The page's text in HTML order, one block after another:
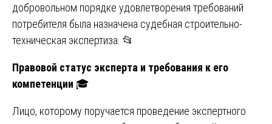
добровольном порядке удовлетворения требований
потребителя была назначена судебная строительно-
техническая экспертиза. 📂
Правовой статус эксперта и требования к его
компетенции 🎓
Лицо, которому поручается проведение экспертного